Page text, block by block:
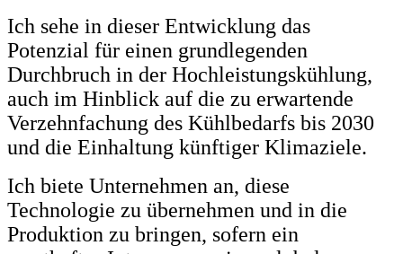
Ich sehe in dieser Entwicklung das
Potenzial für einen grundlegenden
Durchbruch in der Hochleistungskühlung,
auch im Hinblick auf die zu erwartende
Verzehnfachung des Kühlbedarfs bis 2030
und die Einhaltung künftiger Klimaziele.
Ich biete Unternehmen an, diese
Technologie zu übernehmen und in die
Produktion zu bringen, sofern ein